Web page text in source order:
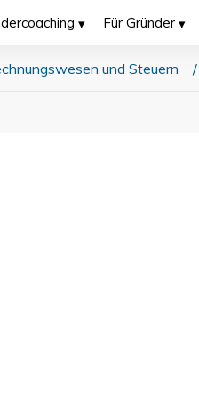
Für Gründer
und Steuern /